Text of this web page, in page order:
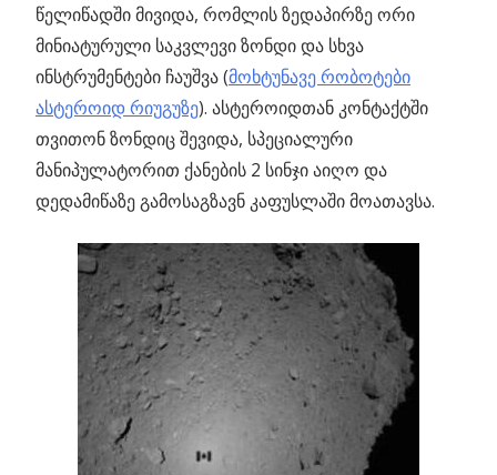
წელიწადში მივიდა, რომლის ზედაპირზე ორი
მინიატურული საკვლევი ზონდი და სხვა
ინსტრუმენტები ჩაუშვა (მოხტუნავე რობოტები
ასტეროიდ რიუგუზე). ასტეროიდთან კონტაქტში
თვითონ ზონდიც შევიდა, სპეციალური
მანიპულატორით ქანების 2 სინჯი აიღო და
დედამიწაზე გამოსაგზავნ კაფუსლაში მოათავსა.